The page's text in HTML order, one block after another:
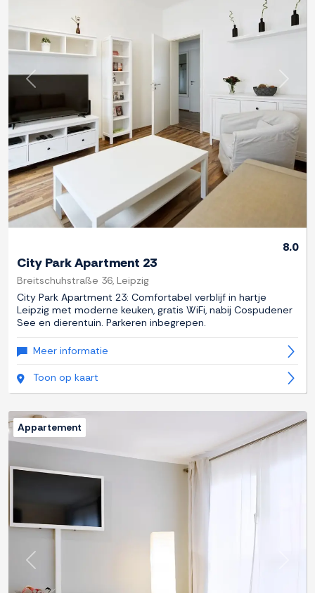
Previous Next
8.0
City Park Apartment 23
Breitschuhstraße 36, Leipzig
City Park Apartment 23: Comfortabel verblijf in hartje
Leipzig met moderne keuken, gratis WiFi, nabij Cospudener
See en dierentuin. Parkeren inbegrepen.
Meer informatie
Toon op kaart
Previous
Appartement